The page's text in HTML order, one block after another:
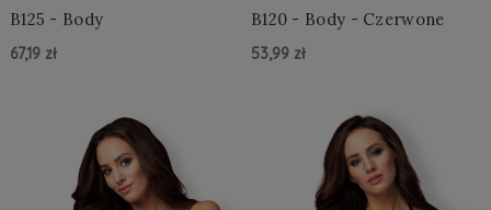
B125 - Body
67,19 zł
B120 - Body - Czerwone
53,99 zł